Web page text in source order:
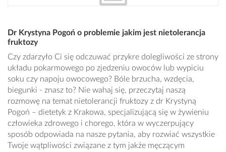
Dr Krystyna Pogoń o problemie jakim jest nietolerancja
fruktozy
Czy zdarzyło Ci się odczuwać przykre dolegliwości ze strony
układu pokarmowego po zjedzeniu owoców lub wypiciu
soku czy napoju owocowego? Bóle brzucha, wzdęcia,
biegunki - znasz to? Nie wahaj się, przeczytaj naszą
rozmowę na temat nietolerancji fruktozy z dr Krystyną
Pogoń – dietetyk z Krakowa, specjalizującą się w żywieniu
człowieka zdrowego i chorego, która w wyczerpujący
sposób odpowiada na nasze pytania, aby rozwiać wszystkie
Twoje wątpliwości związane z tym jakże męczącym